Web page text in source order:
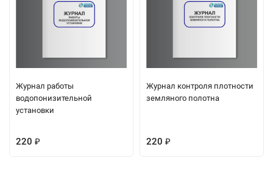
Журнал работы
водопонизительной
установки
220 ₽
Журнал контроля плотности
земляного полотна
220 ₽